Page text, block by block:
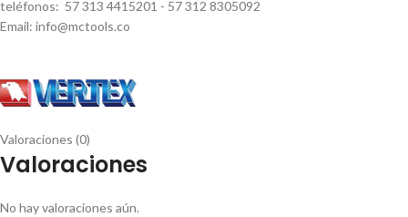
teléfonos: 57 313 4415201 - 57 312 8305092
Email: info@mctools.co
Valoraciones (0)
Valoraciones
No hay valoraciones aún.